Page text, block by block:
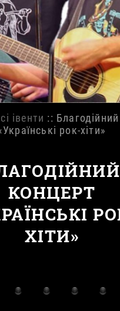
івенти ::
рок-хіти»
КОНЦЕРТ
ХІТИ»